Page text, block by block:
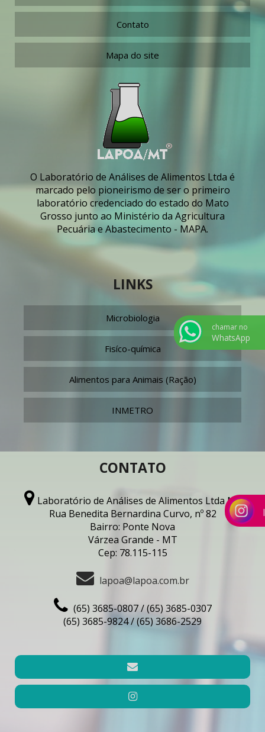
Contato
Mapa do site
O Laboratório de Análises de Alimentos Ltda é
marcado pelo pioneirismo de ser o primeiro
laboratório credenciado do estado do Mato
Grosso junto ao Ministério da Agricultura
Pecuária e Abastecimento - MAPA.
LINKS
Microbiologia
Fisíco-química
Alimentos para Animais (Ração)
INMETRO
CONTATO
Laboratório de Análises de Alimentos Ltda ME
Rua Benedita Bernardina Curvo, nº 82
Bairro: Ponte Nova
Várzea Grande - MT
Cep: 78.115-115
lapoa@lapoa.com.br
(65) 3685-0807 / (65) 3685-0307
(65) 3685-9824 / (65) 3686-2529
chamar no
WhatsApp